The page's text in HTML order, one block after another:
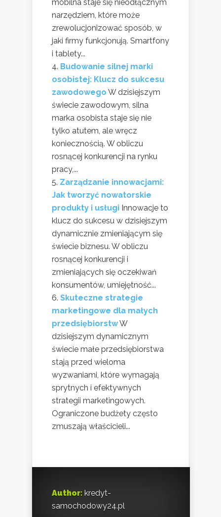
mobilna staje się nieodłącznym
narzędziem, które może
zrewolucjonizować sposób, w
jaki firmy funkcjonują. Smartfony
i tablety...
Budowanie silnej marki
osobistej: Klucz do sukcesu
zawodowego W dzisiejszym
świecie zawodowym, silna
marka osobista staje się nie
tylko atutem, ale wręcz
koniecznością. W obliczu
rosnącej konkurencji na rynku
pracy,...
Zarządzanie innowacjami:
Jak tworzyć nowatorskie
produkty i usługi Innowacje to
klucz do sukcesu w dzisiejszym
dynamicznie zmieniającym się
świecie biznesu. W obliczu
rosnącej konkurencji i
zmieniających się oczekiwań
konsumentów, umiejętność...
Skuteczne strategie
marketingowe dla małych
przedsiębiorstwW
dzisiejszym dynamicznym
świecie małe przedsiębiorstwa
stają przed wieloma
wyzwaniami, które wymagają
sprytnych i efektywnych
strategii marketingowych.
Ograniczone budżety często
zmuszają właścicieli...
Author: kredyt-
samochodowy24.pl